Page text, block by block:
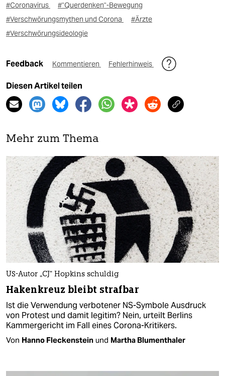
#Coronavirus
#"Querdenken"-Bewegung
#Verschwörungsmythen und Corona
#Ärzte
#Verschwörungsideologie
Feedback Kommentieren Fehlerhinweis
Diesen Artikel teilen
Mehr zum Thema
US-Autor „CJ“ Hopkins schuldig
Hakenkreuz bleibt strafbar
Ist die Verwendung verbotener NS-Symbole Ausdruck
von Protest und damit legitim? Nein, urteilt Berlins
Kammergericht im Fall eines Corona-Kritikers.
Von Hanno Fleckenstein und Martha Blumenthaler